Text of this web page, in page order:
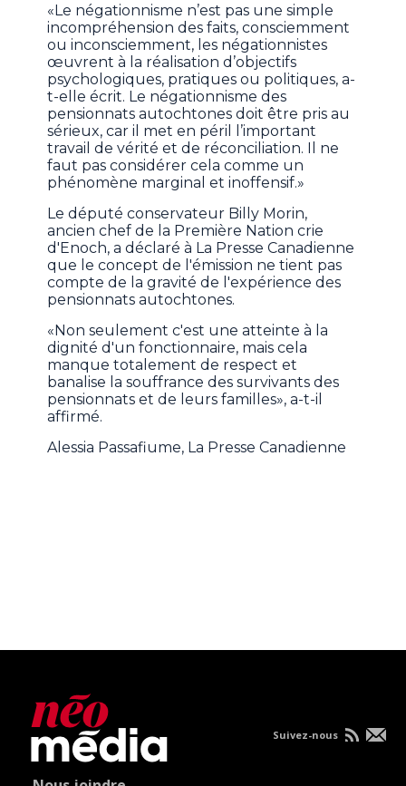
«Le négationnisme n’est pas une simple
incompréhension des faits, consciemment
ou inconsciemment, les négationnistes
œuvrent à la réalisation d’objectifs
psychologiques, pratiques ou politiques, a-
t-elle écrit. Le négationnisme des
pensionnats autochtones doit être pris au
sérieux, car il met en péril l’important
travail de vérité et de réconciliation. Il ne
faut pas considérer cela comme un
phénomène marginal et inoffensif.»
Le député conservateur Billy Morin,
ancien chef de la Première Nation crie
d'Enoch, a déclaré à La Presse Canadienne
que le concept de l'émission ne tient pas
compte de la gravité de l'expérience des
pensionnats autochtones.
«Non seulement c'est une atteinte à la
dignité d'un fonctionnaire, mais cela
manque totalement de respect et
banalise la souffrance des survivants des
pensionnats et de leurs familles», a-t-il
affirmé.
Alessia Passafiume, La Presse Canadienne
Suivez-nous